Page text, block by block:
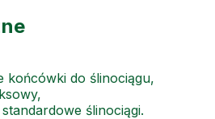
końcówki do ślinociągu,
ślinociągi.